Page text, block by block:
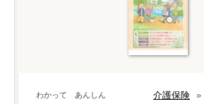
介護保険 »
わかって あんしん